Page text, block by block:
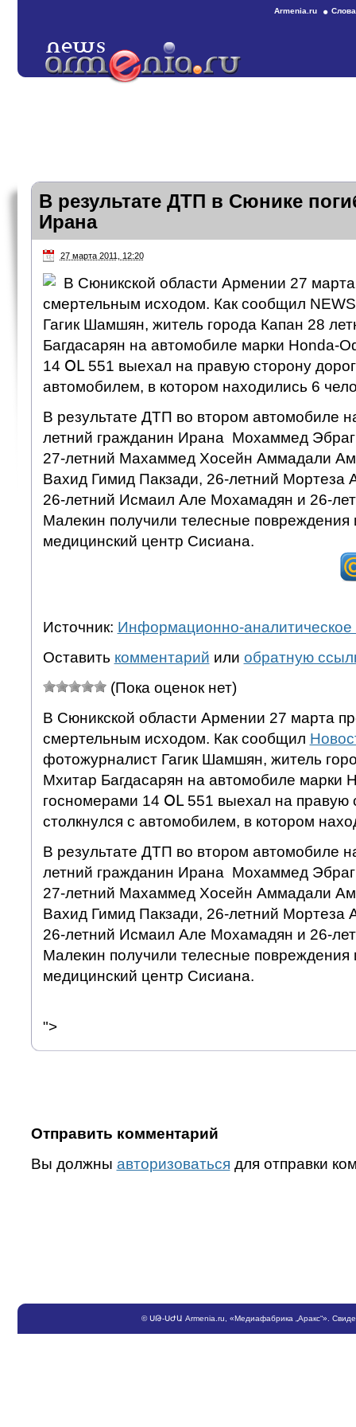
Armenia.ru
В результате ДТП в Сюнике
Ирана
27 марта 2011, 12:20
В Сюникской области Армении 27
смертельным исходом. Как сообщил
Гагик Шамшян, житель города Капан 28
Багдасарян на автомобиле марки Honda-
14 ՕԼ 551 выехал на правую сторону
автомобилем, в котором находились 6
В результате ДТП во втором автомобиле
летний гражданин Ирана Мохаммед
27-летний Махаммед Хосейн Аммадали
Вахид Гимид Пакзади, 26-летний Мортеза
26-летний Исмаил Але Мохамадян и 26-
Малекин получили телесные повреждения
медицинский центр Сисиана.
Источник: Информационно-аналитическое
Оставить комментарий или обратную
(Пока оценок нет)
В Сюникской области Армении 27 марта
смертельным исходом. Как сообщил
фотожурналист Гагик Шамшян, житель
Мхитар Багдасарян на автомобиле марки
госномерами 14 ՕԼ 551 выехал на правую
столкнулся с автомобилем, в котором
В результате ДТП во втором автомобиле
летний гражданин Ирана Мохаммед
27-летний Махаммед Хосейн Аммадали
Вахид Гимид Пакзади, 26-летний Мортеза
26-летний Исмаил Але Мохамадян и 26-
Малекин получили телесные повреждения
медицинский центр Сисиана.
">
Отправить комментарий
Вы должны авторизоваться для отправки
©ՍԹ-ՍԺԱ Armenia.ru , «Медиафабрика „Аракс“».